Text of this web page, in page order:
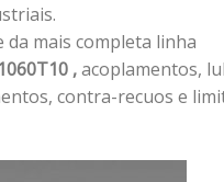
da mais completa linha
,acoplamentos,
contra-recuos e